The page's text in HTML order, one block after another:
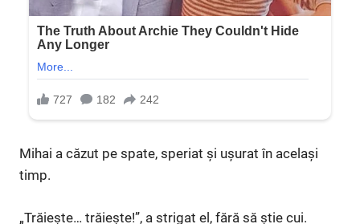
Mihai a căzut pe spate, speriat și ușurat în același
timp.
„Trăiește… trăiește!”, a strigat el, fără să știe cui.